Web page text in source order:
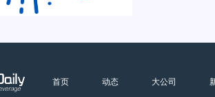
首页 动态 大公司